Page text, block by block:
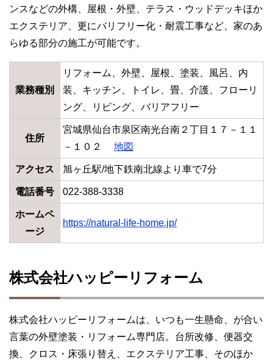
ンスなどの外構、屋根・外壁、テラス・ウッドデッキほか
エクステリア、更にバリフリー化・耐震工事など、家のあ
らゆる部分の施工が可能です。
業務種別
リフォーム、外壁、屋根、塗装、風呂、内
装、キッチン、トイレ、畳、介護、フローリ
ング、リビング、バリアフリー
住所
宮城県仙台市泉区南光台南２丁目１７－１１
－１０２ 地図
アクセス 旭ヶ丘駅/地下鉄南北線より車で7分
電話番号 022-388-3338
ホームペ
ージ
https://natural-life-home.jp/
株式会社ハッピーリフォーム
株式会社ハッピーリフォームは、いつも一生懸命、が合い
言葉の外壁塗装・リフォーム専門店。台所改修、便器交
換、クロス・床張り替え、エクステリア工事、そのほか